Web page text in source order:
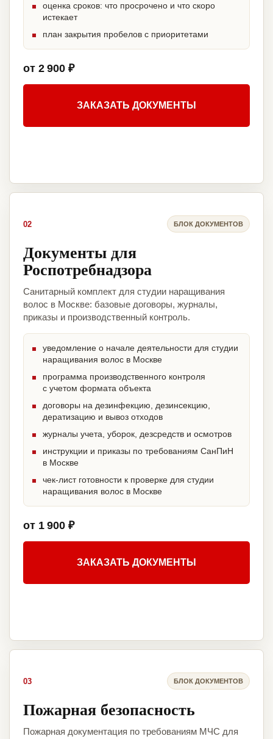
оценка сроков: что просрочено и что скоро
истекает
план закрытия пробелов с приоритетами
от 2 900 ₽
ЗАКАЗАТЬ ДОКУМЕНТЫ
02 БЛОК ДОКУМЕНТОВ
Документы для
Роспотребнадзора
Санитарный комплект для студии наращивания
волос в Москве: базовые договоры, журналы,
приказы и производственный контроль.
уведомление о начале деятельности для студии
наращивания волос в Москве
программа производственного контроля
с учетом формата объекта
договоры на дезинфекцию, дезинсекцию,
дератизацию и вывоз отходов
журналы учета, уборок, дезсредств и осмотров
инструкции и приказы по требованиям СанПиН
в Москве
чек-лист готовности к проверке для студии
наращивания волос в Москве
от 1 900 ₽
ЗАКАЗАТЬ ДОКУМЕНТЫ
03 БЛОК ДОКУМЕНТОВ
Пожарная безопасность
Пожарная документация по требованиям МЧС для